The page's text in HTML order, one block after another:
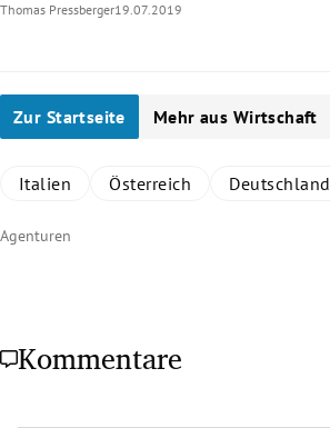
Thomas Pressberger19.07.2019
Zur Startseite Mehr aus Wirtschaft
Italien Österreich Deutschland
Agenturen
Kommentare